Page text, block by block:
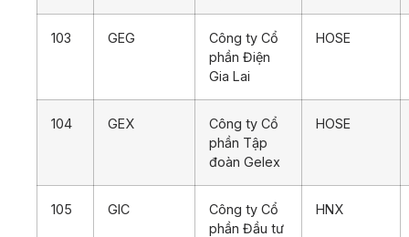
103 GEG
Công ty Cổ
phần Điện
Gia Lai
HOSE
104 GEX
Công ty Cổ
phần Tập
đoàn Gelex
HOSE
105 GIC
Công ty Cổ
phần Đầu tư
HNX